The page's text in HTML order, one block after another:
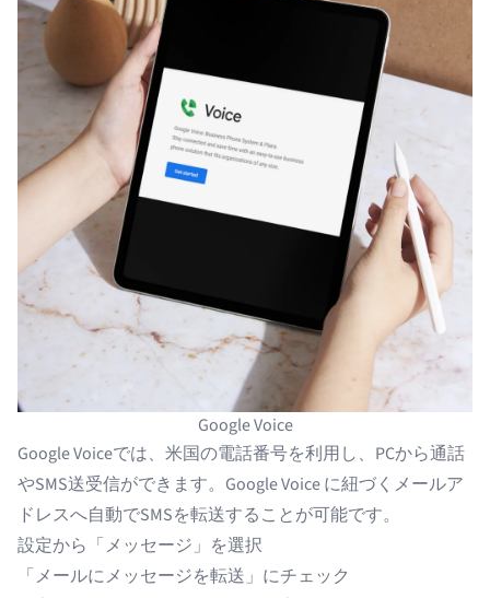
Google Voice
Google Voiceでは、米国の電話番号を利用し、PCから通話
やSMS送受信ができます。 Google Voiceに紐づくメールア
ドレスへ自動でSMSを転送することが可能です。
設定から「メッセージ」を選択
「メールにメッセージを転送」にチェック